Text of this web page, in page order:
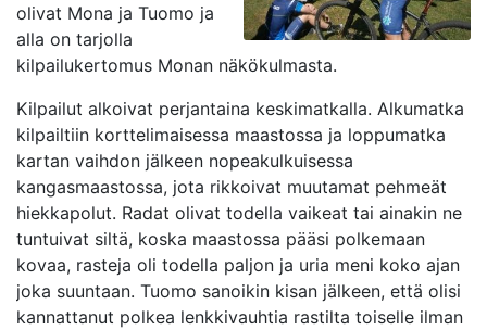
olivat Mona ja Tuomo ja
alla on tarjolla
kilpailukertomus Monan näkökulmasta.
Kilpailut alkoivat perjantaina keskimatkalla. Alkumatka
kilpailtiin korttelimaisessa maastossa ja loppumatka
kartan vaihdon jälkeen nopeakulkuisessa
kangasmaastossa, jota rikkoivat muutamat pehmeät
hiekkapolut. Radat olivat todella vaikeat tai ainakin ne
tuntuivat siltä, koska maastossa pääsi polkemaan
kovaa, rasteja oli todella paljon ja uria meni koko ajan
joka suuntaan. Tuomo sanoikin kisan jälkeen, että olisi
kannattanut polkea lenkkivauhtia rastilta toiselle ilman